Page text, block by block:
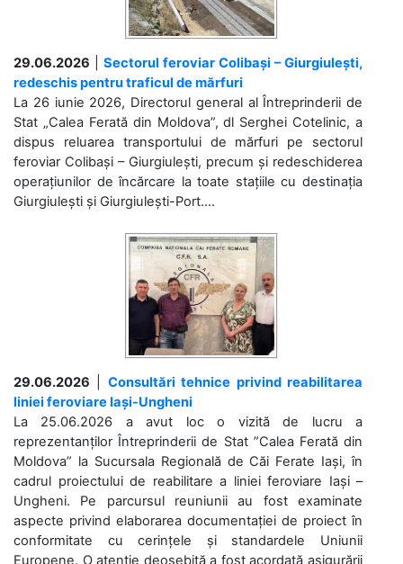
29.06.2026
Sectorul feroviar Colibași – Giurgiulești,
redeschis pentru traficul de mărfuri
La 26 iunie 2026, Directorul general al Întreprinderii de
Stat „Calea Ferată din Moldova”, dl Serghei Cotelinic, a
dispus reluarea transportului de mărfuri pe sectorul
feroviar Colibași – Giurgiulești, precum și redeschiderea
operațiunilor de încărcare la toate stațiile cu destinația
Giurgiulești și Giurgiulești-Port....
29.06.2026
Consultări tehnice privind reabilitarea
liniei feroviare Iași-Ungheni
La 25.06.2026 a avut loc o vizită de lucru a
reprezentanților Întreprinderii de Stat ”Calea Ferată din
Moldova” la Sucursala Regională de Căi Ferate Iași, în
cadrul proiectului de reabilitare a liniei feroviare Iași –
Ungheni. Pe parcursul reuniunii au fost examinate
aspecte privind elaborarea documentației de proiect în
conformitate cu cerințele și standardele Uniunii
Europene. O atenție deosebită a fost acordată asigurării